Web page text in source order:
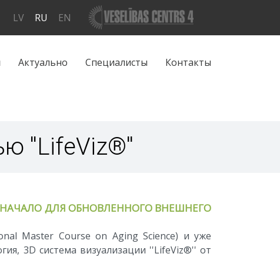
LV RU EN
Актуально Специалисты Контакты
''LifeViz®''
ДЛЯ ОБНОВЛЕННОГО ВНЕШНЕГО
Master Course on Aging Science) и уже
3D система визуализации ''LifeViz®'' от